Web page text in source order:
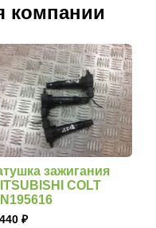
компании
зажигания
COLT